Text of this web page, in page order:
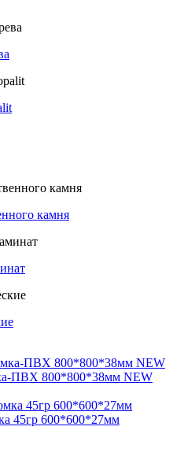
камня
ПВХ 800*800*38мм NEW
45гр 600*600*27мм